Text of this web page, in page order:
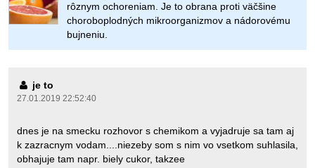
rôznym ochoreniam. Je to obrana proti väčšine
choroboplodných mikroorganizmov a nádorovému
bujneniu.
je to
27.01.2019 22:52:40
dnes je na smecku rozhovor s chemikom a vyjadruje sa tam aj
k zazracnym vodam....niezeby som s nim vo vsetkom suhlasila,
obhajuje tam napr. biely cukor, takzee